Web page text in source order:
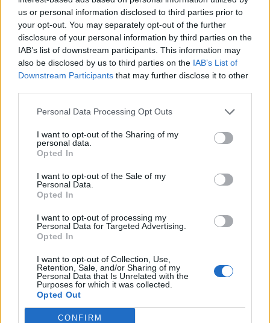
us or personal information disclosed to third parties prior to
your opt-out. You may separately opt-out of the further
disclosure of your personal information by third parties on the
IAB’s list of downstream participants. This information may
also be disclosed by us to third parties on the IAB’s List of
Downstream Participants that may further disclose it to other
Personal Data Processing Opt Outs
I want to opt-out of the Sharing of my
personal data.
Opted In
I want to opt-out of the Sale of my
Personal Data.
Opted In
I want to opt-out of processing my
Personal Data for Targeted Advertising.
Opted In
I want to opt-out of Collection, Use,
Retention, Sale, and/or Sharing of my
Personal Data that Is Unrelated with the
Purposes for which it was collected.
Opted Out
CONFIRM
υψηλά επίπεδα νατρίου μπορεί να
προκαλέσουν την απομάκρυνση ασβεστίου
από τα οστά, οδηγώντας σε εξασθενημένα
οστά και αυξημένο κίνδυνο οστεοπόρωσης.
Καρδιακές παθήσεις: Η μακροχρόνια
κατανάλωση υπερβολικού αλατιού αυξάνει
τον κίνδυνο καρδιακών προβλημάτων,
συμπεριλαμβανομένων των καρδιακών
προσβολών και της καρδιακής